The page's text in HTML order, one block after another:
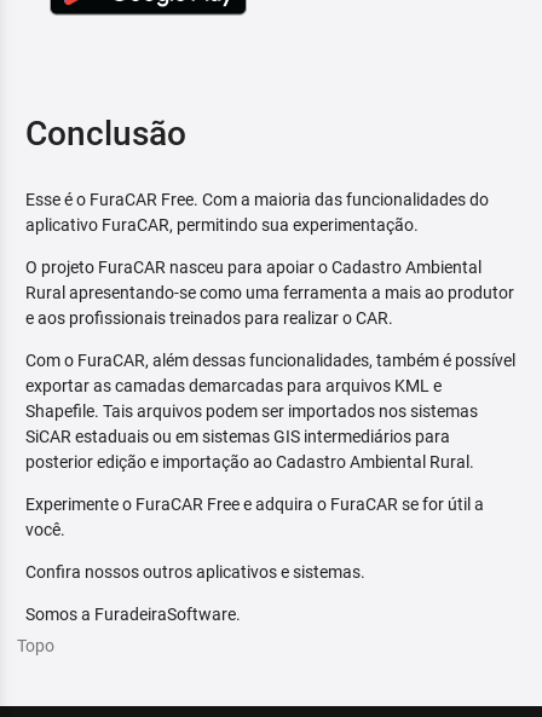
Conclusão
Esse é o FuraCAR Free. Com a maioria das funcionalidades do
aplicativo FuraCAR, permitindo sua experimentação.
O projeto FuraCAR nasceu para apoiar o Cadastro Ambiental
Rural apresentando-se como uma ferramenta a mais ao produtor
e aos profissionais treinados para realizar o CAR.
Com o FuraCAR, além dessas funcionalidades, também é possível
exportar as camadas demarcadas para arquivos KML e
Shapefile. Tais arquivos podem ser importados nos sistemas
SiCAR estaduais ou em sistemas GIS intermediários para
posterior edição e importação ao Cadastro Ambiental Rural.
Experimente o FuraCAR Free e adquira o FuraCAR se for útil a
você.
Confira nossos outros aplicativos e sistemas.
Somos a FuradeiraSoftware.
Topo